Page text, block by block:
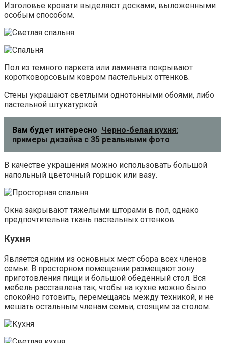
Изголовье кровати выделяют досками, выложенными
особым способом.
Пол из темного паркета или ламината покрывают
коротковорсовым ковром пастельных оттенков.
Стены украшают светлыми однотонными обоями, либо
пастельной штукатуркой.
Вам будет интересно Черно-белая кухня:
примеры дизайна с 35 реальными фото
В качестве украшения можно использовать большой
напольный цветочный горшок или вазу.
Окна закрывают тяжелыми шторами в пол, однако
предпочтительна ткань пастельных оттенков.
Кухня
Является одним из основных мест сбора всех членов
семьи. В просторном помещении размещают зону
приготовления пищи и большой обеденный стол. Вся
мебель расставлена так, чтобы на кухне можно было
спокойно готовить, перемещаясь между техникой, и не
мешать остальным членам семьи, стоящим за столом.